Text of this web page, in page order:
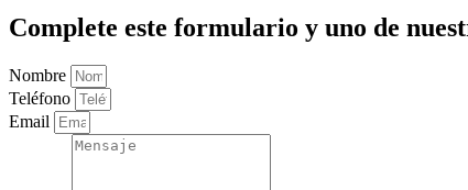
Complete este formulario y uno de
Nombre
Teléfono
Email